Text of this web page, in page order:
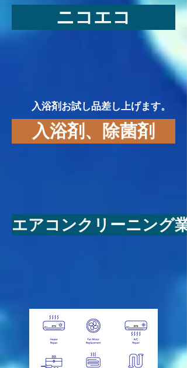
ニコエコ
入浴剤お試し品差し上げます。
入浴剤、除菌剤
エアコンクリーニング業